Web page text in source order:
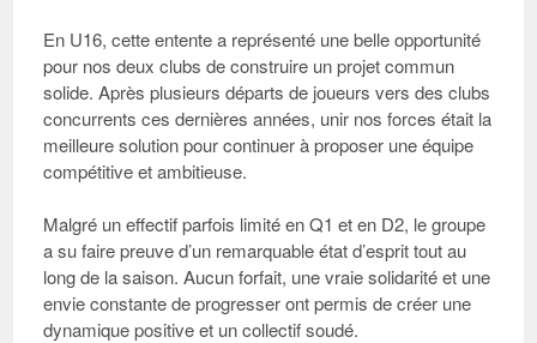
En U16, cette entente a représenté une belle opportunité
pour nos deux clubs de construire un projet commun
solide. Après plusieurs départs de joueurs vers des clubs
concurrents ces dernières années, unir nos forces était la
meilleure solution pour continuer à proposer une équipe
compétitive et ambitieuse.
Malgré un effectif parfois limité en Q1 et en D2, le groupe
a su faire preuve d’un remarquable état d’esprit tout au
long de la saison. Aucun forfait, une vraie solidarité et une
envie constante de progresser ont permis de créer une
dynamique positive et un collectif soudé.